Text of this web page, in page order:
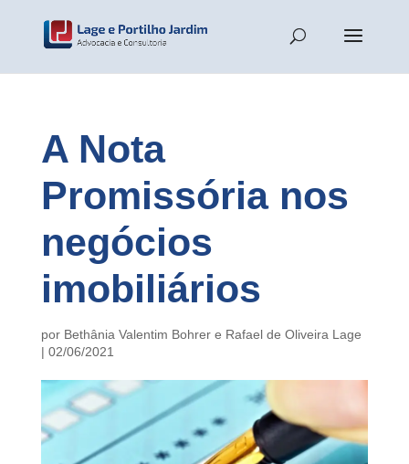
A Nota
Promissória nos
negócios
imobiliários
por Bethânia Valentim Bohrere Rafael de Oliveira Lage
| 02/06/2021